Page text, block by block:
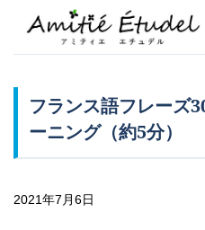
フランス語フレーズ
ーニング（約5分）
2021年7月6日